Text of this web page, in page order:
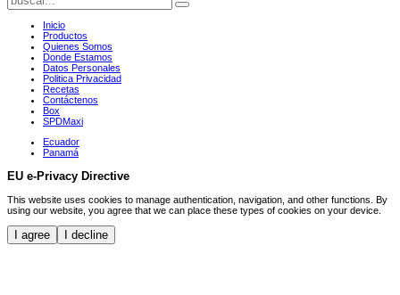
Inicio
Productos
Quienes Somos
Donde Estamos
Datos Personales
Politica Privacidad
Recetas
Contáctenos
Box
SPDMaxi
Ecuador
Panamá
EU e-Privacy Directive
This website uses cookies to manage authentication, navigation, and other functions. By
using our website, you agree that we can place these types of cookies on your device.
I agree I decline